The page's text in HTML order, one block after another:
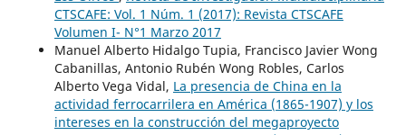
CTSCAFE: Vol. 1 Núm. 1 (2017): Revista CTSCAFE
Volumen I- N°1 Marzo 2017
Manuel Alberto Hidalgo Tupia, Francisco Javier Wong
Cabanillas, Antonio Rubén Wong Robles, Carlos
Alberto Vega Vidal, La presencia de China en la
actividad ferrocarrilera en América (1865-1907) y los
intereses en la construcción del megaproyecto